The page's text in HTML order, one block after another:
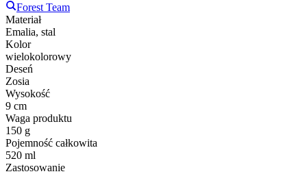
Forest Team
Materiał
Emalia, stal
Kolor
wielokolorowy
Deseń
Zosia
Wysokość
9 cm
Waga produktu
150 g
Pojemność całkowita
520 ml
Zastosowanie